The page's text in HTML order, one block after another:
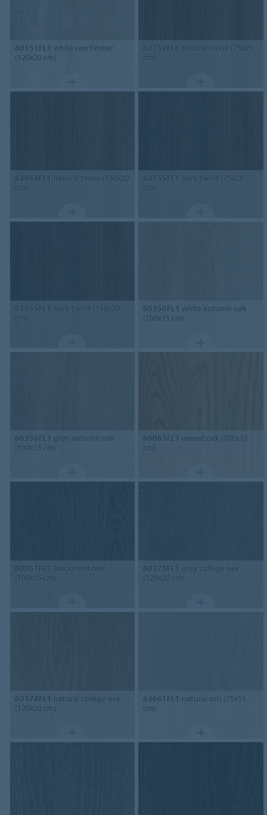
60151FL1 white raw timber
(120x20 cm)
63753FL1 natural twine (75x25
cm)
63653FL1 natural twine (150x20
cm)
63755FL1 dark twine (75x25
cm)
63655FL1 dark twine (150x20
cm)
60350FL1 white autumn oak
(100x15 cm)
60356FL1 grey autumn oak
(100x15 cm)
60063FL1 waxed oak (100x15
cm)
60061FL1
blackened oak
(100x15 cm)
60375FL1 grey collage oak
(120x20 cm)
60374FL1 natural collage oak
(120x20 cm)
63661FL1 natural ash (75x15
cm)